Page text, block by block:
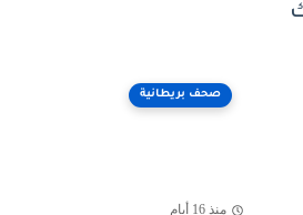
صحف بريطانية
منذ 16 أيام